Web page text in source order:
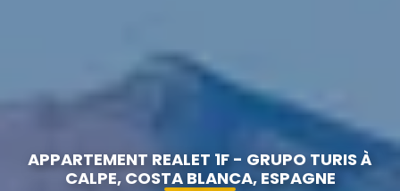
APPARTEMENT REALET 1F - GRUPO TURIS À
CALPE, COSTA BLANCA, ESPAGNE